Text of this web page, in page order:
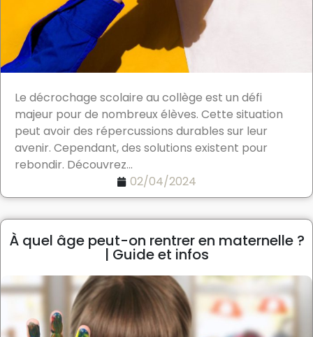
Le décrochage scolaire au collège est un défi
majeur pour de nombreux élèves. Cette situation
peut avoir des répercussions durables sur leur
avenir. Cependant, des solutions existent pour
rebondir. Découvrez...
02/04/2024
À quel âge peut-on rentrer en maternelle ?
| Guide et infos